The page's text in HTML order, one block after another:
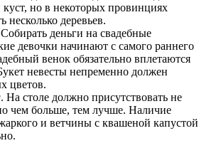
но в некоторых провинциях
несколько деревьев.
деньги на свадебные
девочки начинают с самого раннего
венок обязательно вплетаются
невесты непременно должен
цветов.
. На столе должно присутствовать не
чем больше, тем лучше. Наличие
и ветчины с квашеной капустой